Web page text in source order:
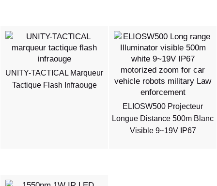
UNITY-TACTICAL Marqueur
Tactique Flash Infraouge
ELIOSW500 Projecteur
Longue Distance 500m Blanc
Visible 9~19V IP67